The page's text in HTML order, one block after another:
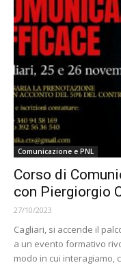
Comunicazione e PNL
Corso di
con Piergiorgio
27/10/2023
Cagliari, si accende il
a un evento formativo
modo in cui interagiamo,